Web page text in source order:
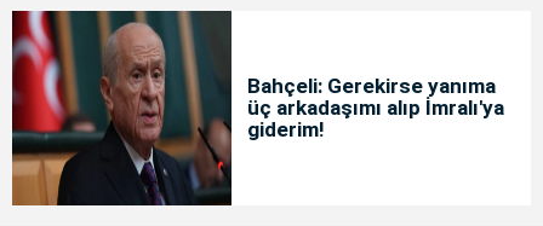
Bahçeli: Gerekirse yanıma
üç arkadaşımı alıp İmralı'ya
giderim!